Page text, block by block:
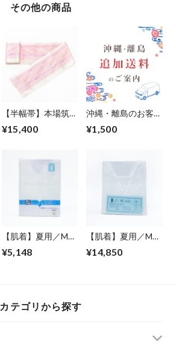
その他の商品
【半幅帯】本場筑前
¥15,400
沖縄・離島のお客様
¥1,500
【肌着】夏用／Mサ
壁絽／女性
¥5,148
【肌着】夏用／Mサ
麻／麻わた／女性
¥14,850
カテゴリから探す